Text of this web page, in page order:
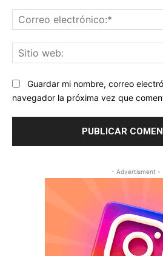
Guardar mi nombre, correo
navegador la próxima vez que
- Advertisment -